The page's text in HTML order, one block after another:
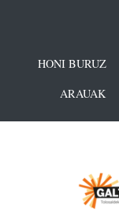
HONI BURUZ
ARAUAK